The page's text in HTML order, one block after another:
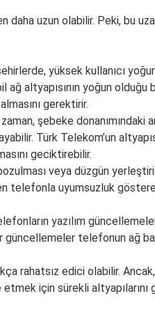
daha uzun olabilir. Peki, bu
yüksek kullanıcı
ağ altyapısının yoğun
gerektirir.
şebeke donanımındaki
Türk Telekom’un
geciktirebilir.
veya düzgün
telefonla uyumsuzluk
yazılım
telefonun ağ
rahatsız edici olabilir.
etmek için sürekli